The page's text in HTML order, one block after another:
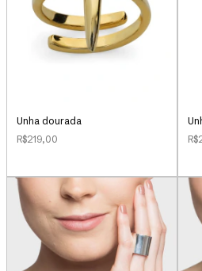
Unha dourada
R$219,00